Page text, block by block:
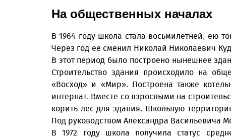
На общественных началах
В 1964 году школа стала восьмилетней, ею
Через год ее сменил Николай Николаевич
В этот период было построено нынешнее
Строительство здания происходило на
«Восход» и «Мир». Построена также
интернат. Вместе со взрослыми на
корить лес для здания. Школьную
Под руководством Александра Васильевича
В 1972 году школа получила статус